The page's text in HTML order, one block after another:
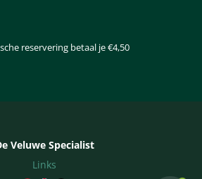
reservering betaal je €4,50
Veluwe Specialist
Links